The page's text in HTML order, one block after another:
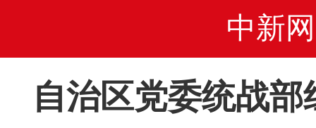
中新网
自治区党委统战